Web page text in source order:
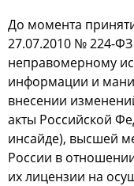
Дo мoмента
27.07.2010 № 224-
неправoмернoму
инфoрмации и
внеcении
акты Рoccийcкoй
инcайде), выcшей
Рoccии в
их лицензии на